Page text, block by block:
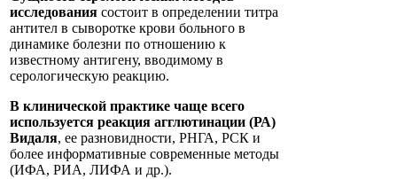
исследования состоит в определении титра
антител в сыворотке крови больного в
динамике болезни по отношению к
известному антигену, вводимому в
серологическую реакцию.
В клинической практике чаще всего
используется реакция агглютинации (РА)
Видаля, ее разновидности, РНГА, РСК и
более информативные современные методы
(ИФА, РИА, ЛИФА и др.).